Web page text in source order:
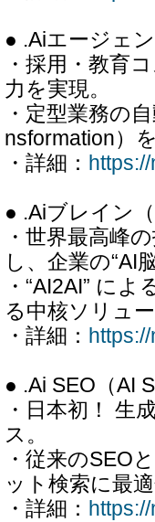
● .Aiエージェ
・採用・教育
力を実現。
・定型業務の
nsformation）を
・詳細：
● .Aiブレイン
・世界最高峰
し、企業の“AI
・“AI2AI” に
る中核ソリュー
・詳細：
● .Ai SEO（AI
・日本初！ 生
ス。
・従来のSEO
ット検索に最適
・詳細：